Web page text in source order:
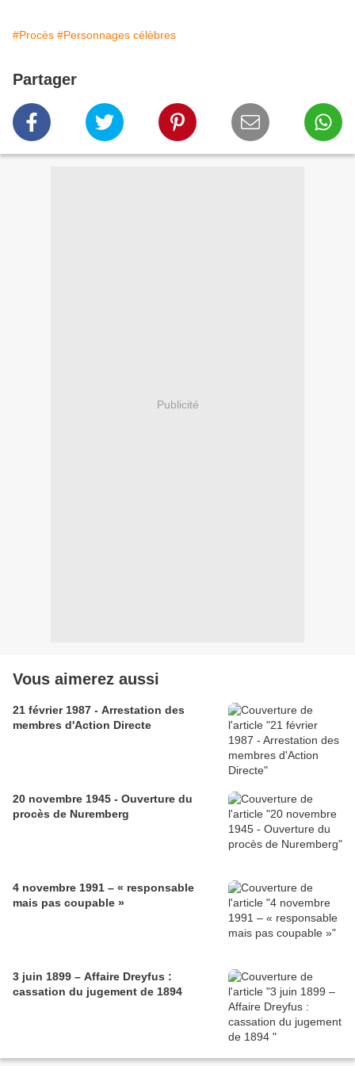
#Procès #Personnages célèbres
Partager
Publicité
Vous aimerez aussi
21 février 1987 - Arrestation des
membres d'Action Directe
20 novembre 1945 - Ouverture du
procès de Nuremberg
4 novembre 1991 – « responsable
mais pas coupable »
3 juin 1899 – Affaire Dreyfus :
cassation du jugement de 1894